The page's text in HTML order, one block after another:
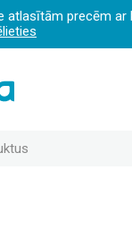
atlasītām precēm ar